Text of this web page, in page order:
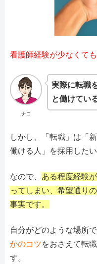
看護師経験が少なくて
ナコ
実際に転職
と働けてい
しかし、「転職」は「
働ける人」を採用した
なので、 ある程度経験
ってしまい、希望通り
事実です。
自分がどのような場所
かのコツをおさえて転
す。